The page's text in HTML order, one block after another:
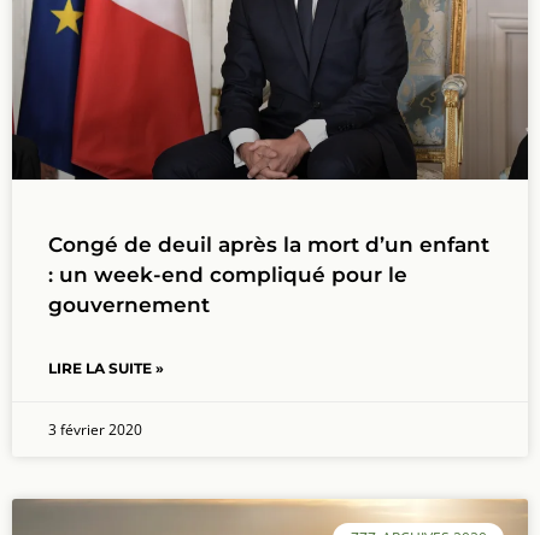
Congé de deuil après la mort d’un enfant
: un week-end compliqué pour le
gouvernement
LIRE LA SUITE »
3 février 2020